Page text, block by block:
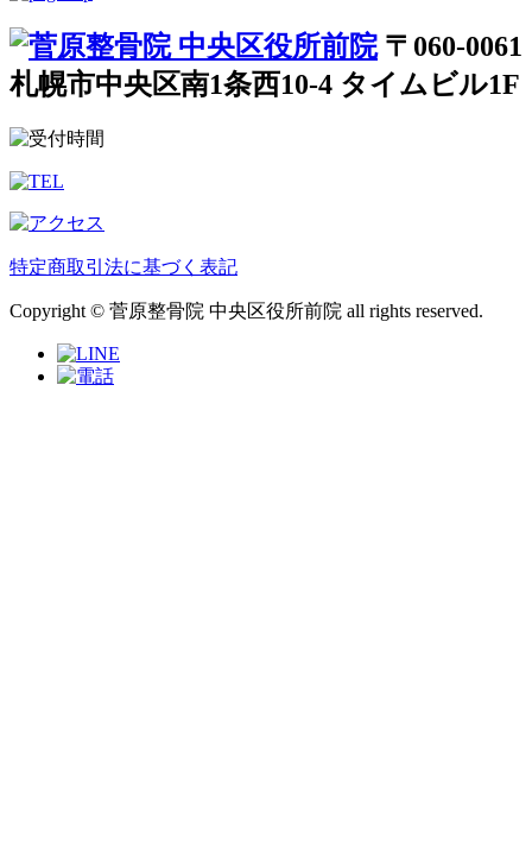
〒060-0061
札幌市中央区南1条西10-4 タイムビル1F
特定商取引法に基づく表記
Copyright © 菅原整骨院 中央区役所前院 all rights reserved.